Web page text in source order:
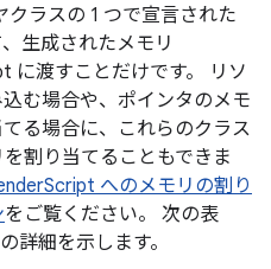
ラスの 1 つで宣言された
生成されたメモリ
に渡すことだけです。 リソ
む場合や、ポインタのメモ
る場合に、これらのクラス
割り当てることもできま
へのメモリの割り
をご覧ください。 次の表
詳細を示します。